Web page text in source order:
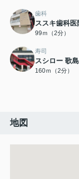
歯科
ススキ歯科医
99ｍ（2分）
寿司
スシロー 歌
160ｍ（2分）
地図